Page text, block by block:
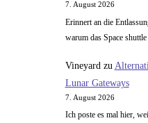
7. August 2026
Erinnert an die
warum das Space
Vineyard zu
Lunar Gateways
7. August 2026
Ich poste es mal hier,